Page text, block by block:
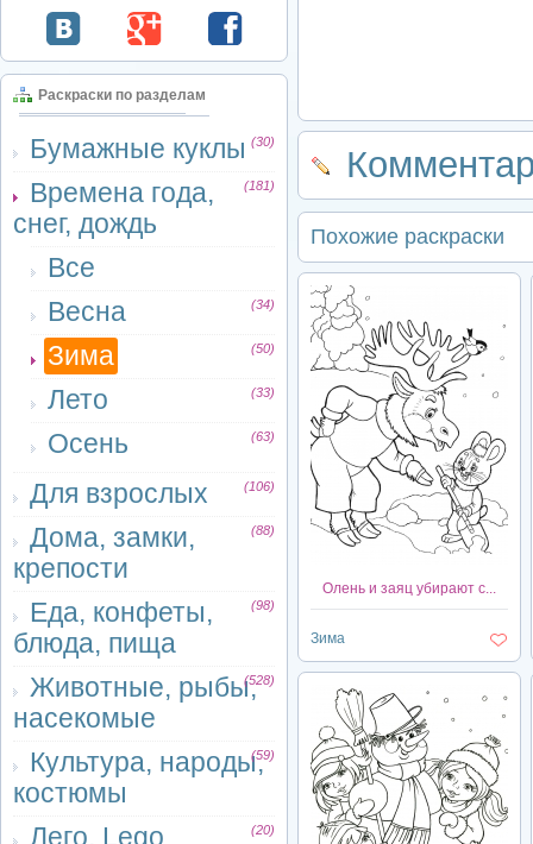
Раскраски по разделам
Бумажные куклы (30)
Времена года,
снег, дождь
(181)
Все
Весна
(34)
Зима (50)
Лето (33)
Осень (63)
Для взрослых (106)
Дома, замки,
крепости
(88)
Еда, конфеты,
блюда, пища
(98)
Животные, рыбы,
насекомые
(528)
Культура, народы,
костюмы
(59)
Лего, Lego (20)
Похожие раскраски
Олень и заяц убирают с...
Зима